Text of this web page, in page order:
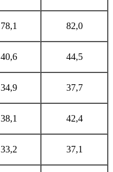
78,1 82,0
40,6 44,5
34,9 37,7
38,1 42,4
33,2 37,1